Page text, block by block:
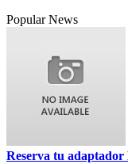
Popular News
Reserva tu adaptador